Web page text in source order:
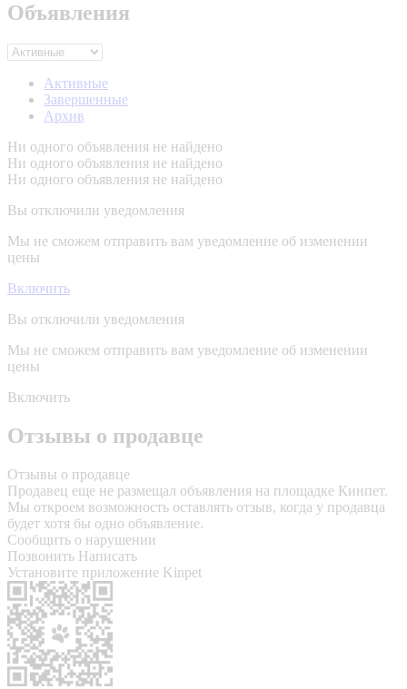
Объявления
Активные
Завершенные
Архив
Ни одного объявления не найдено
Ни одного объявления не найдено
Ни одного объявления не найдено
Вы отключили уведомления
Мы не сможем отправить вам уведомление об изменении
цены
Включить
Вы отключили уведомления
Мы не сможем отправить вам уведомление об изменении
цены
Включить
Отзывы о продавце
Отзывы о продавце
Продавец еще не размещал объявления на площадке Кинпет.
Мы откроем возможность оставлять отзыв, когда у продавца
будет хотя бы одно объявление.
Сообщить о нарушении
Позвонить Написать
Установите приложение Kinpet